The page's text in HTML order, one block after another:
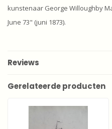
kunstenaar George Willoughby
June 73" (juni 1873).
Reviews
Gerelateerde producten